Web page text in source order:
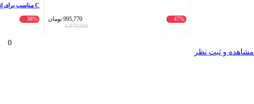
47%
995,770 تومان
1,879,000
C ‌مناسب برای انواع پوست، حجم 150 میلی‌لیتر
38%
0
مشاهده و ثبت نظر